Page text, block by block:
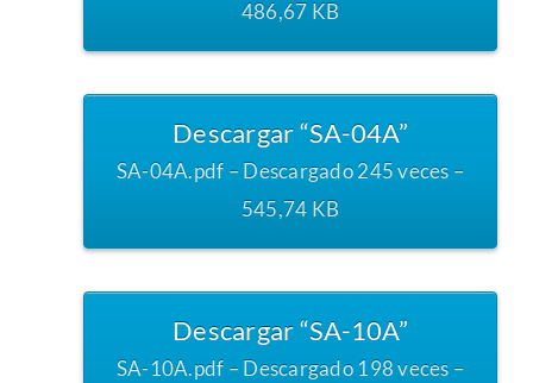
486,67 KB
Descargar “SA-04A”
SA-04A.pdf – Descargado 245 veces –
545,74 KB
Descargar “SA-10A”
SA-10A.pdf – Descargado 198 veces –